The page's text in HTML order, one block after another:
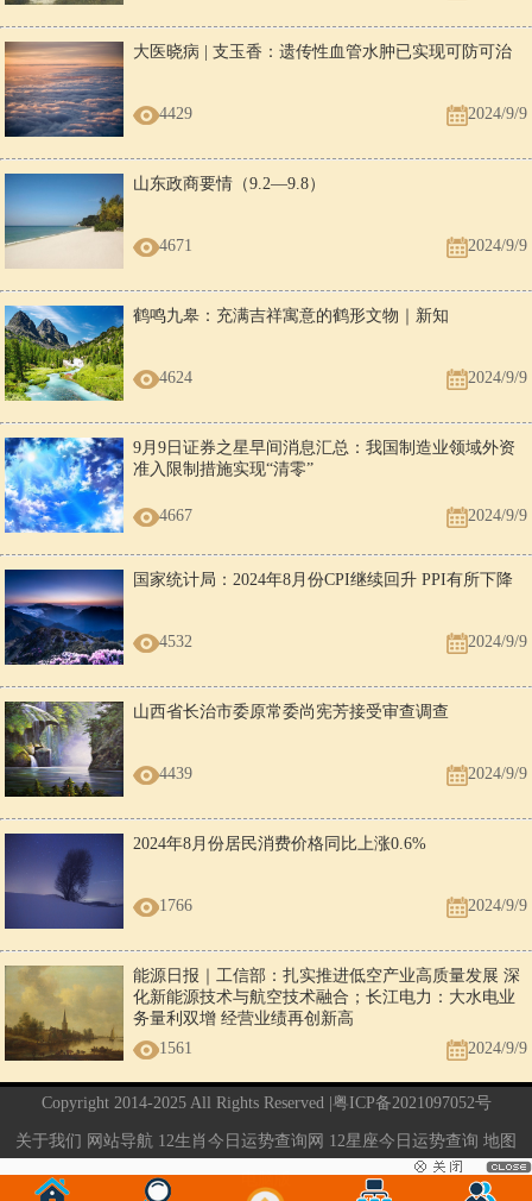
大医晓病 | 支玉香：遗传性血管水肿已实现可防可治
4429 2024/9/9
山东政商要情（9.2—9.8）
4671 2024/9/9
鹤鸣九皋：充满吉祥寓意的鹤形文物｜新知
4624 2024/9/9
9月9日证券之星早间消息汇总：我国制造业领域外资
准入限制措施实现“清零”
4667 2024/9/9
国家统计局：2024年8月份CPI继续回升 PPI有所下降
4532 2024/9/9
山西省长治市委原常委尚宪芳接受审查调查
4439 2024/9/9
2024年8月份居民消费价格同比上涨0.6%
1766 2024/9/9
能源日报｜工信部：扎实推进低空产业高质量发展 深
化新能源技术与航空技术融合；长江电力：大水电业
务量利双增 经营业绩再创新高
1561
2024/9/9
Copyright 2014-2025 All Rights Reserved | 粤ICP备2021097052号
关于我们 网站导航 12生肖今日运势查询网 12星座今日运势查询 地图
电脑版